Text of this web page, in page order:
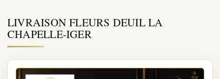
LIVRAISON FLEURS DEUIL LA
CHAPELLE-IGER